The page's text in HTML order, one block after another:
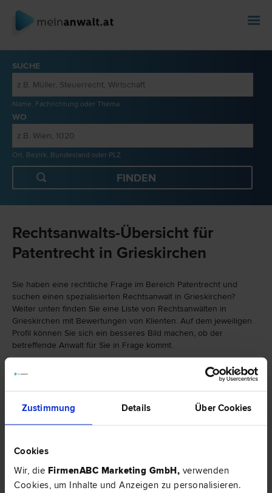
Zustimmung Details Über Cookies
Cookies
Wir, die FirmenABC Marketing GmbH, verwenden
Cookies, um Inhalte und Anzeigen zu personalisieren.
SUCHE
Name, Fachrichtung oder Thema
WO
Ort, Bezirk, Bundesland oder PLZ
Rechtsanwalts-Übersicht für
Patentrecht in Grieskirchen
Sie haben eine rechtliche Frage im Bereich Patentrecht und
suchen einen spezialisierten Rechtsanwalt in Grieskirchen?
Weiter unten finden Sie eine Liste von Rechtsanwälten in
Grieskirchen mit Bewertungen von Klienten. Auf dem jeweiligen
Profil können Sie sich ein besseres Bild machen, ob der
betreffende Anwalt für Sie in Frage kommt.
Falls Sie einen Rechtsanwalt in Grieskirchen mit einer anderen
Spezialisierung als Patentrecht suchen, finden Sie hier eine
weitere Auswahl von Rechtsbereichen: